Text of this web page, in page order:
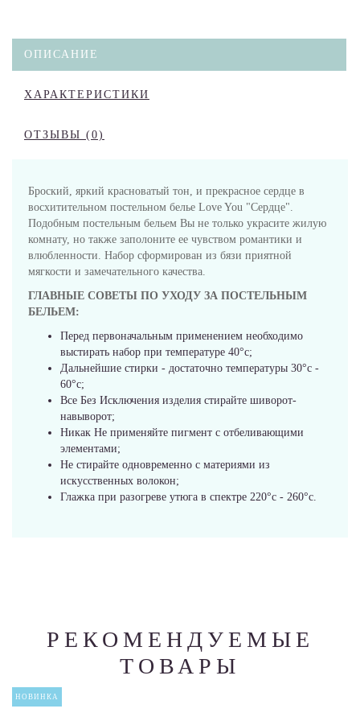
ОПИСАНИЕ
ХАРАКТЕРИСТИКИ
ОТЗЫВЫ (0)
Броский, яркий красноватый тон, и прекрасное сердце в
восхитительном постельном белье Love You "Сердце".
Подобным постельным бельем Вы не только украсите жилую
комнату, но также заполоните ее чувством романтики и
влюбленности. Набор сформирован из бязи приятной
мягкости и замечательного качества.
ГЛАВНЫЕ СОВЕТЫ ПО УХОДУ ЗА ПОСТЕЛЬНЫМ
БЕЛЬЕМ:
Перед первоначальным применением необходимо
выстирать набор при температуре 40°c;
Дальнейшие стирки - достаточно температуры 30°c -
60°c;
Все Без Исключения изделия стирайте шиворот-
навыворот;
Никак Не применяйте пигмент с отбеливающими
элементами;
Не стирайте одновременно с материями из
искусственных волокон;
Глажка при разогреве утюга в спектре 220°c - 260°c.
РЕКОМЕНДУЕМЫЕ
ТОВАРЫ
НОВИНКА